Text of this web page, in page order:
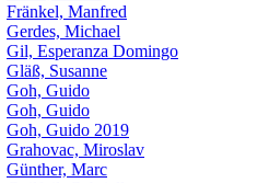
Fränkel, Manfred
Gerdes, Michael
Gil, Esperanza Domingo
Gläß, Susanne
Goh, Guido
Goh, Guido
Goh, Guido 2019
Grahovac, Miroslav
Günther, Marc